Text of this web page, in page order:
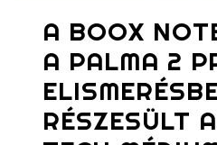
A BOOX
A PALMA 2
RÉSZESÜLT